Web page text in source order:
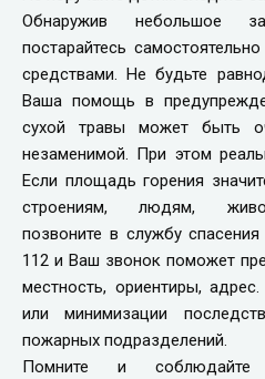
Обнаружив небольшое
постарайтесь
средствами. Не будьте
Ваша помощь в
сухой травы может быть
незаменимой. При этом
Если площадь горения
строениям, людям,
позвоните в службу
112 и Ваш звонок поможет
местность, ориентиры,
или минимизации
пожарных подразделений.
Помните и соблюдайте